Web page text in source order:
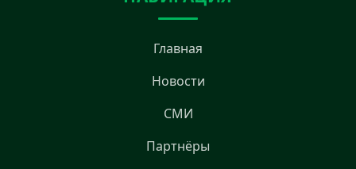
Главная
Новости
СМИ
Партнёры